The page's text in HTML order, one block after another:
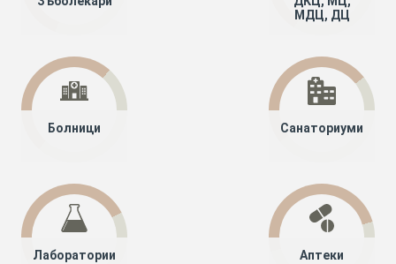
МДЦ, ДЦ
Болници Санаториуми
Лаборатории Аптеки